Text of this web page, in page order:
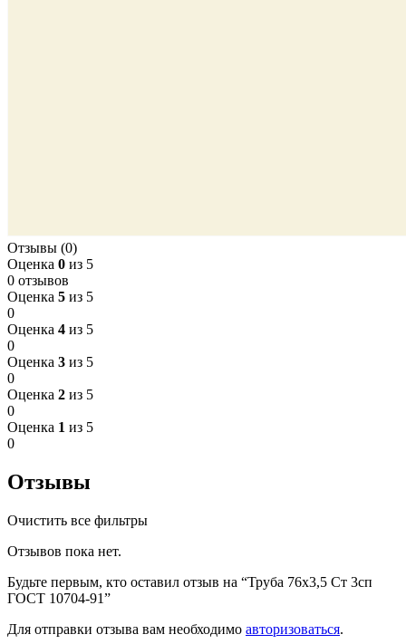
Отзывы (0)
Оценка 0 из 5
0 отзывов
Оценка 5 из 5
0
Оценка 4 из 5
0
Оценка 3 из 5
0
Оценка 2 из 5
0
Оценка 1 из 5
0
Отзывы
Очистить все фильтры
Отзывов пока нет.
Будьте первым, кто оставил отзыв на “Труба 76х3,5 Ст 3сп
ГОСТ 10704-91”
Для отправки отзыва вам необходимо авторизоваться.